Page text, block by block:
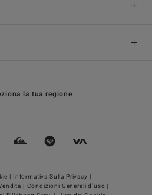
la tua regione
| Informativa Sulla Privacy |
| Condizioni Generali d’uso |